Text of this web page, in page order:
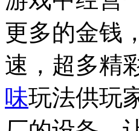
更多的金钱
速，超多精
味玩法供玩